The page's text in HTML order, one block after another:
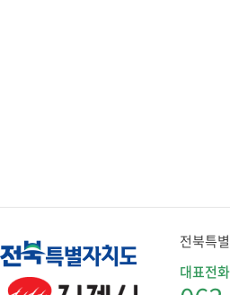
전북특
대표전화